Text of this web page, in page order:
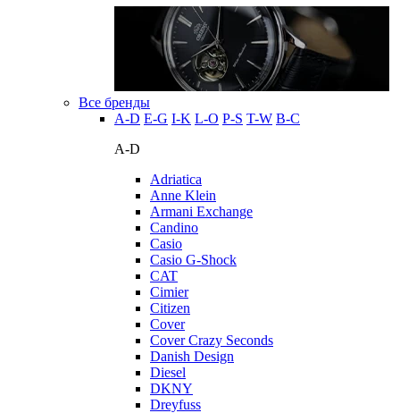
Все бренды
A-D E-G I-K L-O P-S T-W В-С
A-D
Adriatica
Anne Klein
Armani Exchange
Candino
Casio
Casio G-Shock
CAT
Cimier
Citizen
Cover
Cover Crazy Seconds
Danish Design
Diesel
DKNY
Dreyfuss